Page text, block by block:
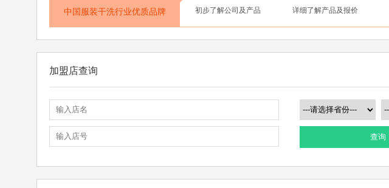
中国服装干洗行业优质品牌 初步了解公司及产品 详细了解产品及报价
加盟店查询
查询